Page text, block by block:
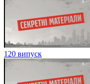
120 випуск